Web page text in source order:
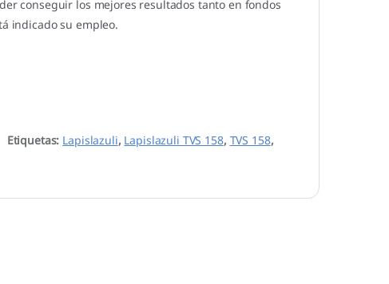
conseguir los mejores resultados tanto en fondos
indicado su empleo.
Etiquetas: Lapislazuli, Lapislazuli TVS 158, TVS 158,